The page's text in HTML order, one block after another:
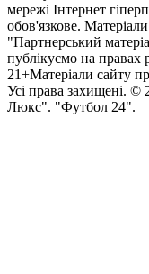
мережі Інтернет
обов'язкове.
"Партнерський
публікуємо на правах
21+Матеріали сайту
Усi права захищенi. ©
Люкс". "Футбол 24".